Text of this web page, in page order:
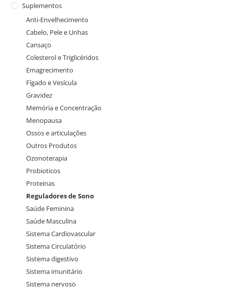
Suplementos
Anti-Envelhecimento
Cabelo, Pele e Unhas
Cansaço
Colesterol e Triglicéridos
Emagrecimento
Fígado e Vesícula
Gravidez
Memória e Concentração
Menopausa
Ossos e articulações
Outros Produtos
Ozonoterapia
Probioticos
Proteinas
Reguladores de Sono
Saúde Feminina
Saúde Masculina
Sistema Cardiovascular
Sistema Circulatório
Sistema digestivo
Sistema imunitário
Sistema nervoso